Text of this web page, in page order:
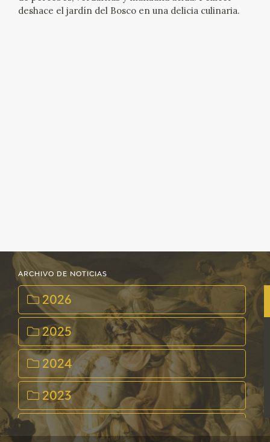
deshace el jardín del Bosco en una delicia culinaria.
ARCHIVO DE NOTICIAS
2026
2025
2024
2023
2022